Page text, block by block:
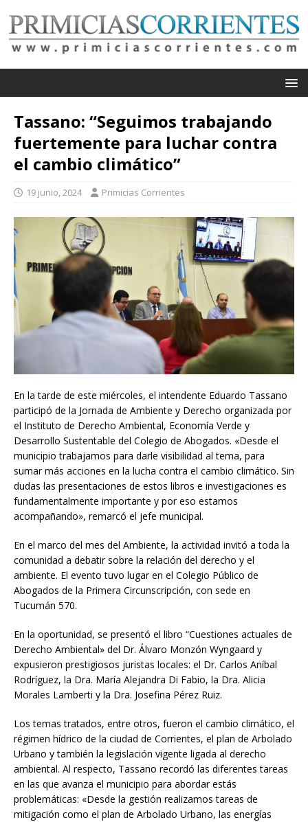
Tassano: “Seguimos trabajando
fuertemente para luchar contra
el cambio climático”
19 junio, 2024 Primicias Corrientes
En la tarde de este miércoles, el intendente Eduardo Tassano
participó de la Jornada de Ambiente y Derecho organizada por
el Instituto de Derecho Ambiental, Economía Verde y
Desarrollo Sustentable del Colegio de Abogados. «Desde el
municipio trabajamos para darle visibilidad al tema, para
sumar más acciones en la lucha contra el cambio climático. Sin
dudas las presentaciones de estos libros e investigaciones es
fundamentalmente importante y por eso estamos
acompañando», remarcó el jefe municipal.
En el marco del mes del Ambiente, la actividad invitó a toda la
comunidad a debatir sobre la relación del derecho y el
ambiente. El evento tuvo lugar en el Colegio Público de
Abogados de la Primera Circunscripción, con sede en
Tucumán 570.
En la oportunidad, se presentó el libro “Cuestiones actuales de
Derecho Ambiental» del Dr. Álvaro Monzón Wyngaard y
expusieron prestigiosos juristas locales: el Dr. Carlos Aníbal
Rodríguez, la Dra. María Alejandra Di Fabio, la Dra. Alicia
Morales Lamberti y la Dra. Josefina Pérez Ruiz.
Los temas tratados, entre otros, fueron el cambio climático, el
régimen hídrico de la ciudad de Corrientes, el plan de Arbolado
Urbano y también la legislación vigente ligada al derecho
ambiental. Al respecto, Tassano recordó las diferentes tareas
en las que avanza el municipio para abordar estás
problemáticas: «Desde la gestión realizamos tareas de
mitigación como el plan de Arbolado Urbano, las energías